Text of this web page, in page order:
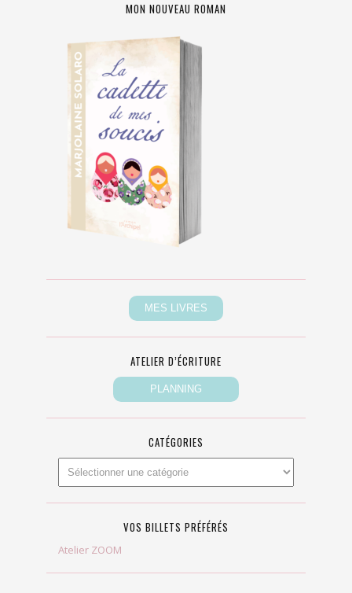
MON NOUVEAU ROMAN
ATELIER D’ÉCRITURE
CATÉGORIES
VOS BILLETS PRÉFÉRÉS
Atelier ZOOM